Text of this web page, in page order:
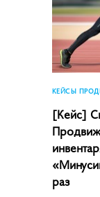
КЕЙСЫ
[Кейс]
раз